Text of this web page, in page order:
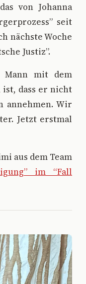
von Johanna
seit
nächste Woche
Justiz”.
mit dem
ist, dass er nicht
annehmen. Wir
Jetzt erstmal
aus dem Team
im “Fall